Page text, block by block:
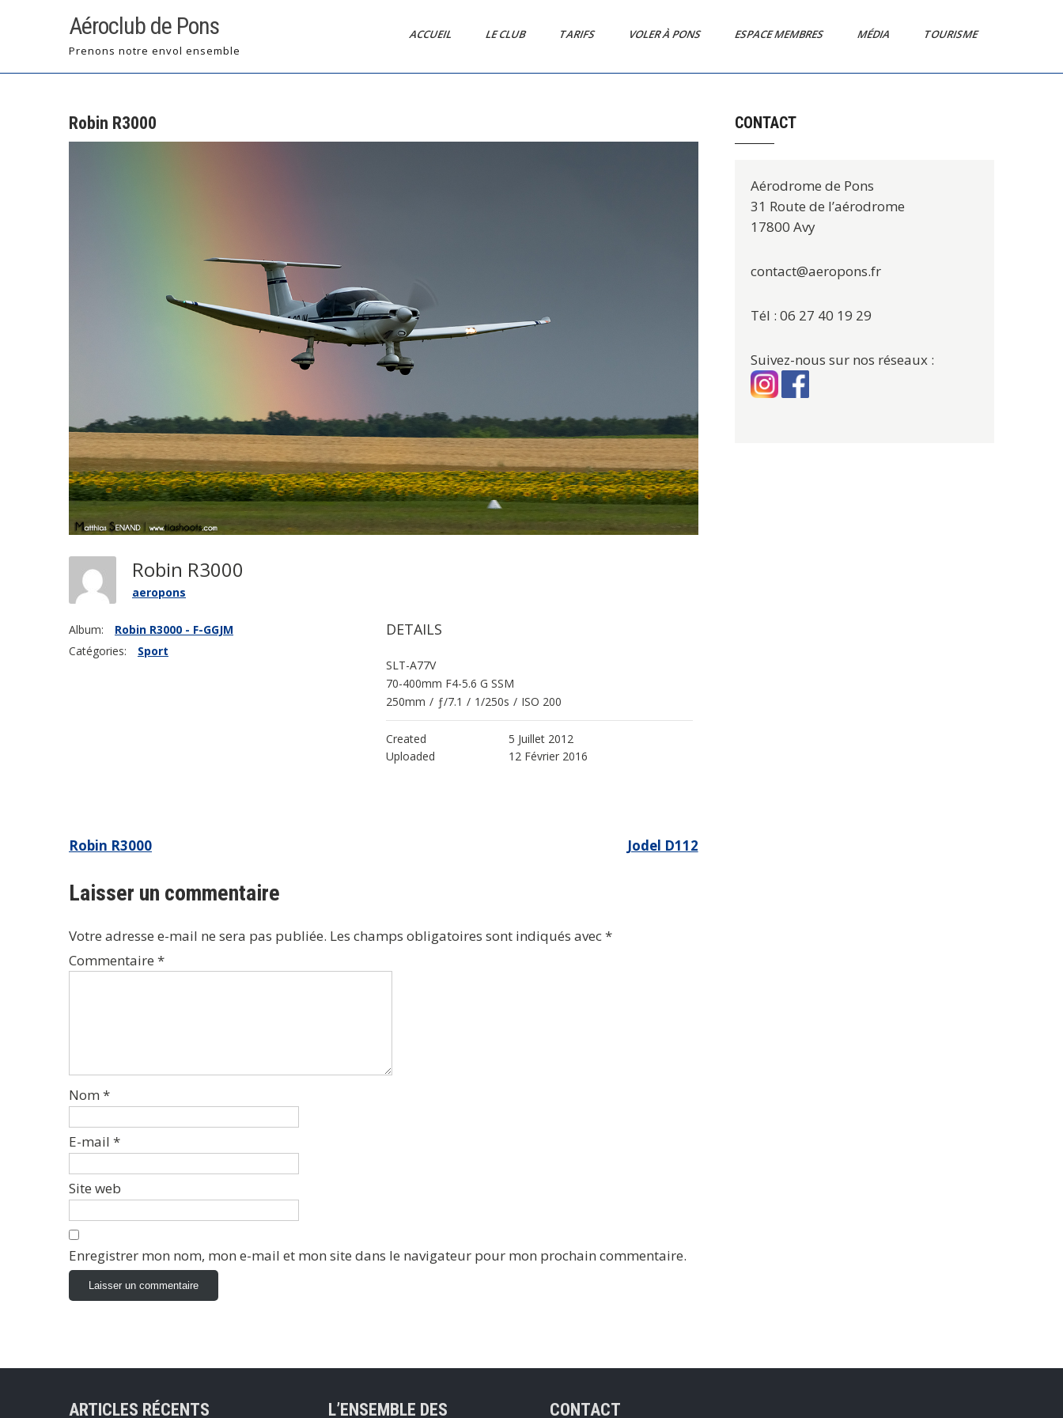
Aéroclub de Pons
Prenons notre envol ensemble
ACCUEIL LE CLUB TARIFS VOLER À PONS ESPACE MEMBRES MÉDIA TOURISME
Robin R3000
Robin R3000
aeropons
Album:
Robin R3000 - F-GGJM
Catégories:
Sport
DETAILS
SLT-A77V
70-400mm F4-5.6 G SSM
250mm / ƒ/7.1 / 1/250s / ISO 200
Created
5 Juillet 2012
Uploaded
12 Février 2016
Navigation
l’article
Robin R3000 Jodel D112
Laisser un commentaire
Votre adresse e-mail ne sera pas publiée. Les champs obligatoires sont indiqués avec*
Commentaire *
Nom *
E-mail *
Site web
Enregistrer mon nom, mon e-mail et mon site dans le navigateur pour mon prochain commentaire.
CONTACT
Aérodrome de Pons
31 Route de l’aérodrome
17800 Avy
contact@aeropons.fr
Tél : 06 27 40 19 29
Suivez-nous sur nos réseaux :
ARTICLES RÉCENTS L’ENSEMBLE DES CONTACT